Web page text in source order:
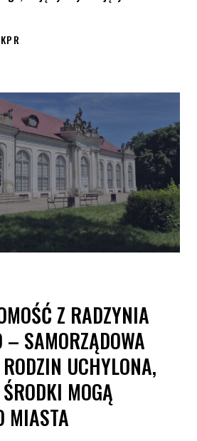
Z RADZYNIA
– SAMORZĄDOWA
UCHYLONA,
MOGĄ
MIASTA